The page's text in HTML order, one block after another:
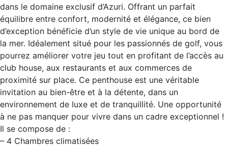
dans le domaine exclusif d’Azuri. Offrant un parfait
équilibre entre confort, modernité et élégance, ce bien
d’exception bénéficie d’un style de vie unique au bord de
la mer. Idéalement situé pour les passionnés de golf, vous
pourrez améliorer votre jeu tout en profitant de l’accès au
club house, aux restaurants et aux commerces de
proximité sur place. Ce penthouse est une véritable
invitation au bien-être et à la détente, dans un
environnement de luxe et de tranquillité. Une opportunité
à ne pas manquer pour vivre dans un cadre exceptionnel !
Il se compose de :
– 4 Chambres climatisées